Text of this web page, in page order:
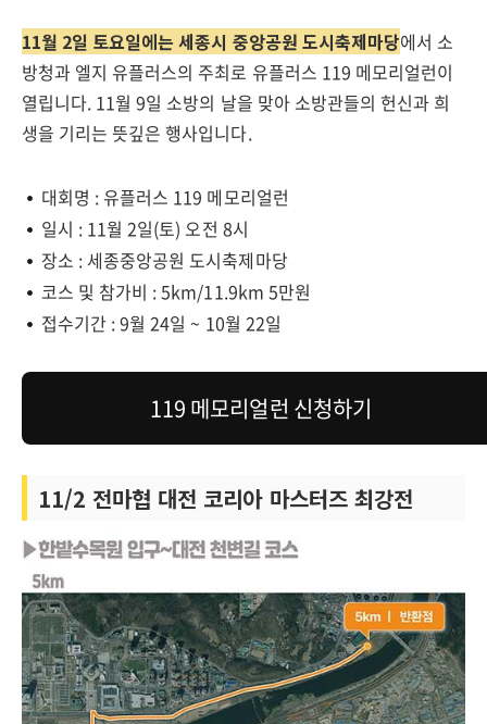
11월 2일 토요일에는 세종시 중앙공원 도시축제마당에서 소
방청과 엘지 유플러스의 주최로 유플러스 119 메모리얼런이
열립니다. 11월 9일 소방의 날을 맞아 소방관들의 헌신과 희
생을 기리는 뜻깊은 행사입니다.
대회명 : 유플러스 119 메모리얼런
일시 : 11월 2일(토) 오전 8시
장소 : 세종중앙공원 도시축제마당
코스 및 참가비 : 5km/11.9km 5만원
접수기간 : 9월 24일 ~ 10월 22일
119 메모리얼런 신청하기
11/2 전마협 대전 코리아 마스터즈 최강전